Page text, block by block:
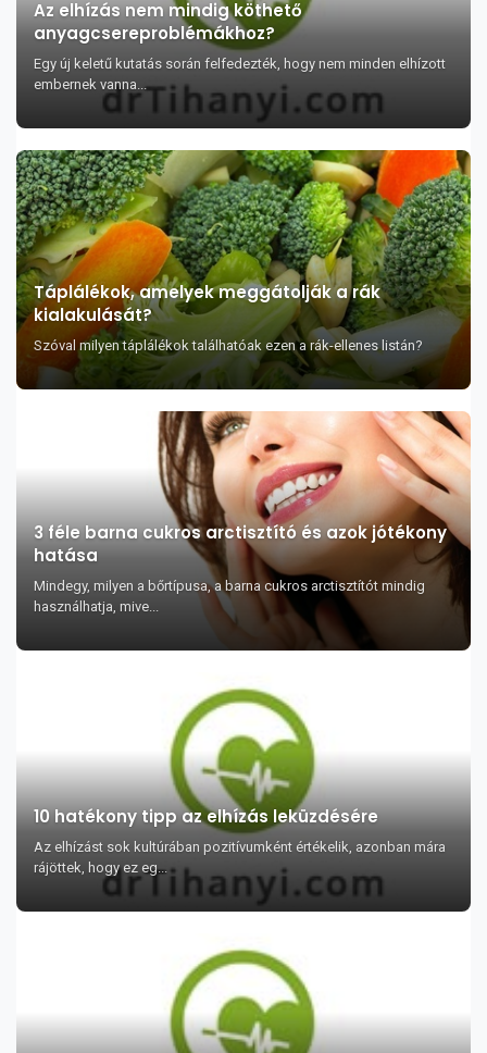
Az elhízás nem mindig köthető
anyagcsereproblémákhoz?
Egy új keletű kutatás során felfedezték, hogy nem minden elhízott
embernek vanna...
Táplálékok, amelyek meggátolják a rák
kialakulását?
Szóval milyen táplálékok találhatóak ezen a rák-ellenes listán?
3 féle barna cukros arctisztító és azok jótékony
hatása
Mindegy, milyen a bőrtípusa, a barna cukros arctisztítót mindig
használhatja, mive...
10 hatékony tipp az elhízás leküzdésére
Az elhízást sok kultúrában pozitívumként értékelik, azonban mára
rájöttek, hogy ez eg...